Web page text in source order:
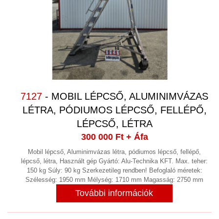
(1)
KAPCSOLÓSZEKRÉNY (1)
KÉT KOMPONENSŰ ADAGOLÓ ÉS
KEVERŐ RENDSZER
KEVERŐ, MIXER
(8)
KIEGYENSÚLYOZÓGÉP
KOMPRESSZOROK (12)
LABORTECHNIKA (5)
LÉGTECHNIKA, SZŰRŐK,
ALKATRÉSZEK, HŰTÉS, FŰTÉS (12)
LINEÁRIS SÍN, CSAPÁGY (3)
LOGISZTIKAI ESZKÖZÖK,
7127 - MOBIL LÉPCSŐ, ALUMINIMVÁZAS
LÉTRA, PÓDIUMOS LÉPCSŐ, FELLÉPŐ,
LÉPCSŐ, LÉTRA
300 000 Ft+ Áfa
Mobil lépcső, Aluminimvázas létra, pódiumos lépcső, fellépő,
lépcső, létra, Használt gép Gyártó: Alu-Technika KFT. Max. teher:
150 kg Súly: 90 kg Szerkezetileg rendben! Befoglaló méretek:
Szélesség: 1950 mm Mélység: 1710 mm Magasság: 2750 mm
További információk